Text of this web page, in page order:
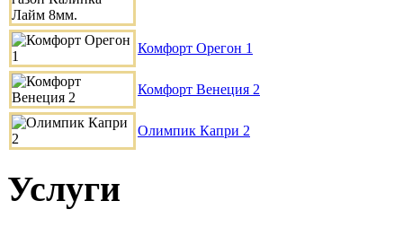
Комфорт Орегон 1
Комфорт Венеция 2
Олимпик Капри 2
Услуги